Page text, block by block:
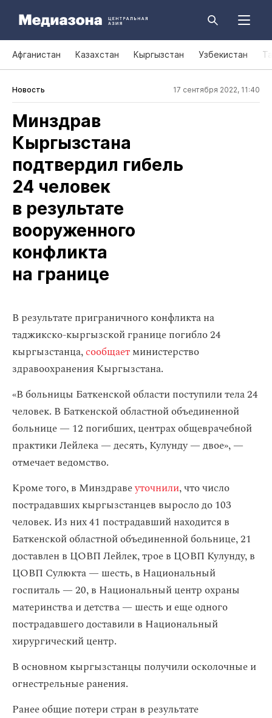
Афганистан Казахстан Кыргызстан Узбекистан
Новость 17 сентября 2022, 11:40
Минздрав
Кыргызстана
подтвердил гибель
24 человек
в результате
вооруженного
конфликта
на границе
В результате приграничного конфликта на
таджикско-кыргызской границе погибло 24
кыргызстанца,сообщаетминистерство
здравоохранения Кыргызстана.
«В больницы Баткенской области поступили тела 24
человек. В Баткенской областной объединенной
больнице — 12 погибших, центрах общеврачебной
практики Лейлека — десять, Кулунду — двое», —
отмечает ведомство.
Кроме того, в Минздравеуточнили, что число
пострадавших кыргызстанцев выросло до 103
человек. Из них 41 пострадавший находится в
Баткенской областной объединенной больнице, 21
доставлен в ЦОВП Лейлек, трое в ЦОВП Кулунду, в
ЦОВП Сулюкта — шесть, в Национальный
госпиталь — 20, в Национальный центр охраны
материнства и детства — шесть и еще одного
пострадавшего доставили в Национальный
хирургический центр.
В основном кыргызстанцы получили осколочные и
огнестрельные ранения.
Ранее общие потери стран в результате